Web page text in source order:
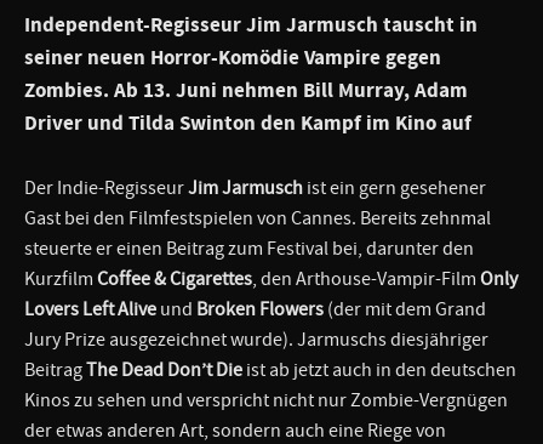
Independent-Regisseur Jim Jarmusch tauscht in
seiner neuen Horror-Komödie Vampire gegen
Zombies. Ab 13. Juni nehmen Bill Murray, Adam
Driver und Tilda Swinton den Kampf im Kino auf
Der Indie-RegisseurJim Jarmusch ist ein gern gesehener
Gast bei den Filmfestspielen von Cannes. Bereits zehnmal
steuerte er einen Beitrag zum Festival bei, darunter den
Kurzfilm Coffee & Cigarettes, den Arthouse-Vampir-Film Only
Lovers Left Alive und Broken Flowers (der mit dem Grand
Jury Prize ausgezeichnet wurde). Jarmuschs diesjähriger
BeitragThe Dead Don’t Die ist ab jetzt auch in den deutschen
Kinos zu sehen und verspricht nicht nur Zombie-Vergnügen
der etwas anderen Art, sondern auch eine Riege von